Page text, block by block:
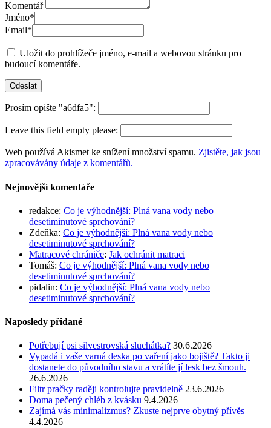
Komentář
Jméno*
Email*
Uložit do prohlížeče jméno, e-mail a webovou stránku pro
budoucí komentáře.
Prosím opište "a6dfa5":
Leave this field empty please:
Web používá Akismet ke snížení množství spamu. Zjistěte, jak jsou
zpracovávány údaje z komentářů.
Nejnovější komentáře
redakce: Co je výhodnější: Plná vana vody nebo
desetiminutové sprchování?
Zdeňka: Co je výhodnější: Plná vana vody nebo
desetiminutové sprchování?
Matracové chrániče: Jak ochránit matraci
Tomáš: Co je výhodnější: Plná vana vody nebo
desetiminutové sprchování?
pidalin: Co je výhodnější: Plná vana vody nebo
desetiminutové sprchování?
Naposledy přidané
Potřebují psi silvestrovská sluchátka? 30.6.2026
Vypadá i vaše varná deska po vaření jako bojiště? Takto ji
dostanete do původního stavu a vrátíte jí lesk bez šmouh.
26.6.2026
Filtr pračky raději kontrolujte pravidelně 23.6.2026
Doma pečený chléb z kvásku 9.4.2026
Zajímá vás minimalizmus? Zkuste nejprve obytný přívěs
4.4.2026